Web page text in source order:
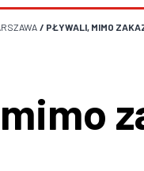
/ PŁYWALI, MIMO